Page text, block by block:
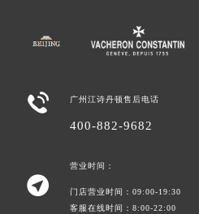
 广州江诗丹顿售后电话
400-882-9682

营业时间：
门店营业时间：09:00-19:30
客服在线时间：8:00-22:00